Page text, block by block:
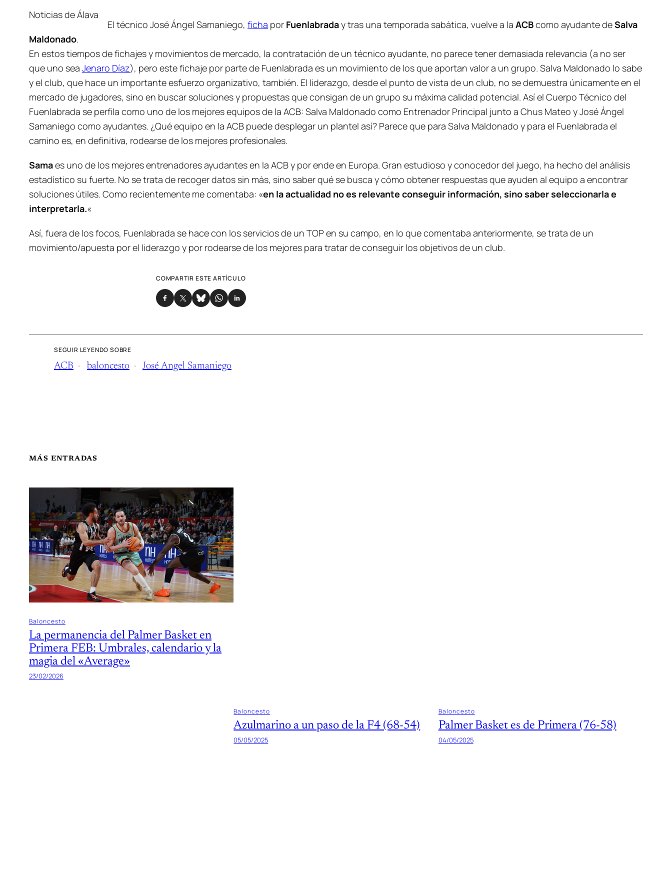
Noticias de Álava
El técnico José Ángel Samaniego, ficha por Fuenlabraday tras una temporada sabática, vuelve a la ACBcomo ayudante deSalva
Maldonado.
En estos tiempos de fichajes y movimientos de mercado, la contratación de un técnico ayudante, no parece tener demasiada relevancia (a no ser
que uno sea Jenaro Díaz), pero este fichaje por parte de Fuenlabrada es un movimiento de los que aportan valor a un grupo. Salva Maldonado lo sabe
y el club, que hace un importante esfuerzo organizativo, también. El liderazgo, desde el punto de vista de un club, no se demuestra únicamente en el
mercado de jugadores, sino en buscar soluciones y propuestas que consigan de un grupo su máxima calidad potencial. Así el Cuerpo Técnico del
Fuenlabrada se perfila como uno de los mejores equipos de la ACB: Salva Maldonado como Entrenador Principal junto a Chus Mateo y José Ángel
Samaniego como ayudantes. ¿Qué equipo en la ACB puede desplegar un plantel así? Parece que para Salva Maldonado y para el Fuenlabrada el
camino es, en definitiva, rodearse de los mejores profesionales.
Samaes uno de los mejores entrenadores ayudantes en la ACB y por ende en Europa. Gran estudioso y conocedor del juego, ha hecho del análisis
estadístico su fuerte. No se trata de recoger datos sin más, sino saber qué se busca y cómo obtener respuestas que ayuden al equipo a encontrar
soluciones útiles. Como recientemente me comentaba: «en la actualidad no es relevante conseguir información, sino saber seleccionarla e
interpretarla.«
Así, fuera de los focos, Fuenlabrada se hace con los servicios de un TOP en su campo, en lo que comentaba anteriormente, se trata de un
movimiento/apuesta por el liderazgo y por rodearse de los mejores para tratar de conseguir los objetivos de un club.
COMPARTIR ESTE ARTÍCULO
SEGUIR LEYENDO SOBRE
ACB baloncesto José Angel Samaniego
MÁS ENTRADAS
Baloncesto
La permanencia del Palmer Basket en
Primera FEB: Umbrales, calendario y la
magia del «Average»
23/02/2026
Baloncesto
Azulmarino a un paso de la F4 (68-54)
05/05/2025
Baloncesto
Palmer Basket es de Primera (76-58)
04/05/2025